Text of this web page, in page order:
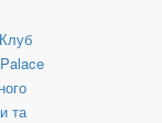
Клуб
та